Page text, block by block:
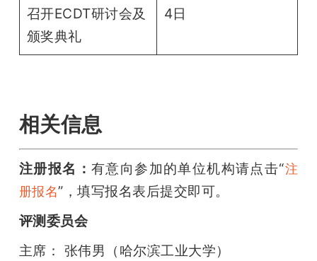
召开ECDT研讨会及
颁奖典礼
4日
相关信息
注册报名： 有意向参加的单位机构请点击“注
册报名”，填写报名表后提交即可。
评测委员会
主席： 张伟男（哈尔滨工业大学）